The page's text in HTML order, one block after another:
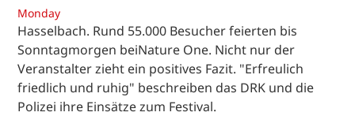
Monday
Hasselbach. Rund 55.000 Besucher feierten bis
Sonntagmorgen beiNature One. Nicht nur der
Veranstalter zieht ein positives Fazit. "Erfreulich
friedlich und ruhig" beschreiben das DRK und die
Polizei ihre Einsätze zum Festival.